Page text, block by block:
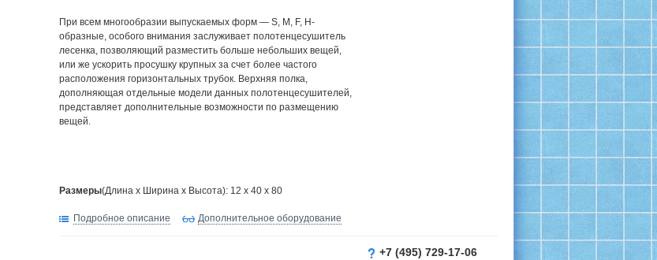
При всем многообразии выпускаемых форм — S, M, F, H-
образные, особого внимания заслуживает полотенцесушитель
лесенка, позволяющий разместить больше небольших вещей,
или же ускорить просушку крупных за счет более частого
расположения горизонтальных трубок. Верхняя полка,
дополняющая отдельные модели данных полотенцесушителей,
представляет дополнительные возможности по размещению
вещей.
Размеры(Длина х Ширина х Высота): 12 x 40 x 80
Подробное описание Дополнительное оборудование
+7 (495) 729-17-06